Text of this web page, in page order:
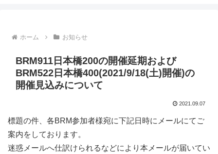
ホーム お知らせ
BRM911日本橋200の開催延期および
BRM522日本橋400(2021/9/18(土)開催)の
開催見込みについて
2021.09.07
標題の件、各BRM参加者様宛に下記日時にメールにてご
案内をしております。
迷惑メールへ仕訳けられるなどにより本メールが届いてい